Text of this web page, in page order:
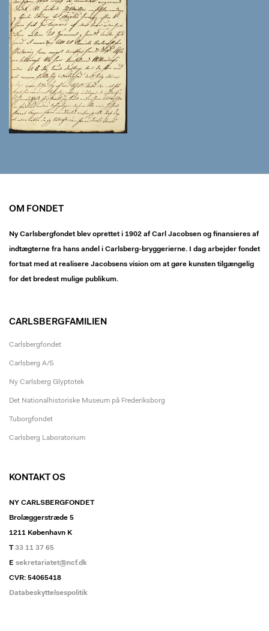
OM FONDET
Ny Carlsbergfondet blev oprettet i 1902 af Carl Jacobsen og finansieres af
indtægterne fra hans andel i Carlsberg-bryggerierne. I dag arbejder fondet
fortsat med at realisere Jacobsens vision om at gøre kunsten tilgængelig
for det bredest mulige publikum.
CARLSBERGFAMILIEN
Carlsbergfondet
Carlsberg A/S
Ny Carlsberg Glyptotek
Det Nationalhistoriske Museum på Frederiksborg
Tuborgfondet
Carlsberg Laboratorium
KONTAKT OS
NY CARLSBERGFONDET
Brolæggerstræde 5
1211 København K
T33 11 37 65
E sekretariatet@ncf.dk
CVR: 54065418
Databeskyttelsespolitik